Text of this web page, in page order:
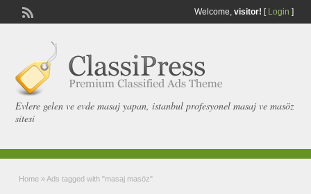
Welcome, visitor! [ Login ]
Evlere gelen ve evde masaj yapan, istanbul profesyonel masaj ve masöz
sitesi
Home » Ads tagged with "masaj masöz"